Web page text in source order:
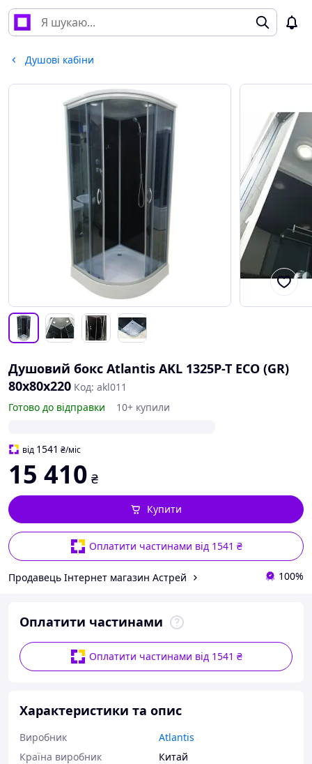
Душові кабіни
Душовий бокс Atlantis AKL 1325P-T ECO (GR)
80х80х220 Код: akl011
Готово до відправки
10+ купили
від 1541 ₴/міс
15 410 ₴
Оплатити частинами від 1541 ₴
Купити
Продавець Інтернет магазин Астрей 100%
Оплатити частинами
Оплатити частинами від 1541 ₴
Характеристики та опис
Виробник
Atlantis
Країна виробник
Китай